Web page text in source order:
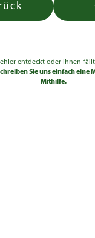
entdeckt oder Ihnen
Sie uns einfach eine
Mithilfe.